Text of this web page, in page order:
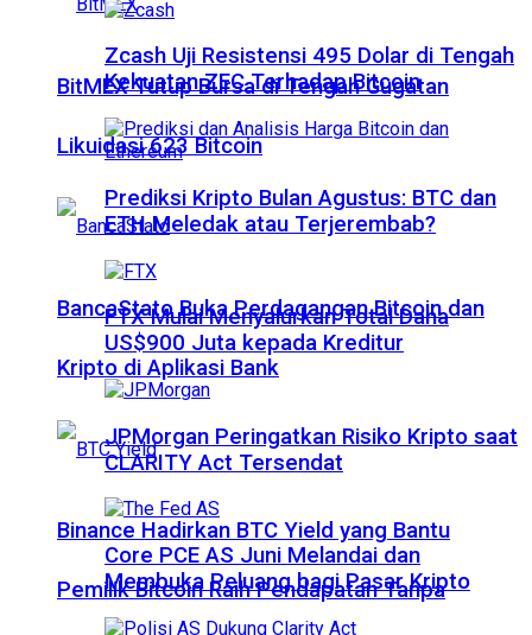
BitMEX Tutup Bursa di Tengah Gugatan
Likuidasi 623 Bitcoin
BancaStato Buka Perdagangan Bitcoin dan
Kripto di Aplikasi Bank
Binance Hadirkan BTC Yield yang Bantu
Pemilik Bitcoin Raih Pendapatan Tanpa
Zcash Uji Resistensi 495 Dolar di Tengah
Kekuatan ZEC Terhadap Bitcoin
Prediksi Kripto Bulan Agustus: BTC dan
ETH Meledak atau Terjerembab?
FTX Mulai Menyalurkan Total Dana
US$900 Juta kepada Kreditur
JPMorgan Peringatkan Risiko Kripto saat
CLARITY Act Tersendat
Core PCE AS Juni Melandai dan
Membuka Peluang bagi Pasar Kripto